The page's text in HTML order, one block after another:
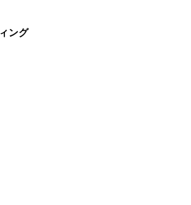
ング